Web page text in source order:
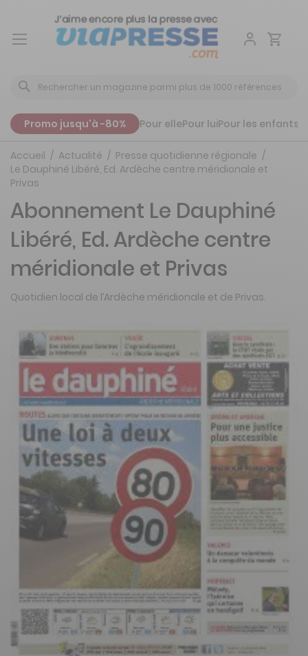
Aller
Promo jusqu'à -80% Pour ellePour luiPour les enfants
Accueil Actualité
Presse quotidienne régionale
Le Dauphiné Libéré, Ed. Ardèche centre méridionale et
Privas
Abonnement Le Dauphiné
Libéré, Ed. Ardèche centre
méridionale et Privas
Quotidien local de l’Ardèche méridionale et de Privas.